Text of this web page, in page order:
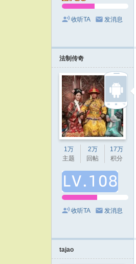
收听TA 发消息
法制传奇
1万
主题
2万
回帖
17万
积分
收听TA 发消息
tajao